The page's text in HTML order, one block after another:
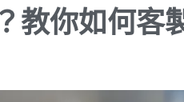
教你如何客